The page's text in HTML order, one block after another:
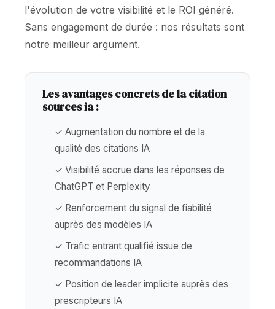
l'évolution de votre visibilité et le ROI généré.
Sans engagement de durée : nos résultats sont
notre meilleur argument.
Les avantages concrets de la citation
sources ia :
✓ Augmentation du nombre et de la
qualité des citations IA
✓ Visibilité accrue dans les réponses de
ChatGPT et Perplexity
✓ Renforcement du signal de fiabilité
auprès des modèles IA
✓ Trafic entrant qualifié issue de
recommandations IA
✓ Position de leader implicite auprès des
prescripteurs IA